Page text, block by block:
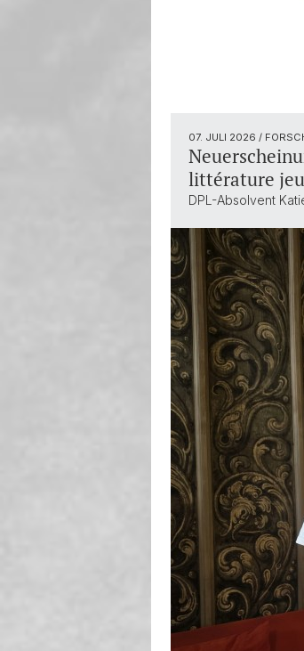
07. JULI 2026 /
littérature
DPL-Absolvent